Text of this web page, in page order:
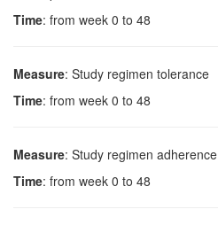
Time: from week 0 to 48
Measure: Study regimen tolerance
Time: from week 0 to 48
Measure: Study regimen adherence
Time: from week 0 to 48